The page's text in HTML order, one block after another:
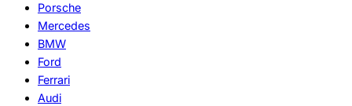
Porsche
Mercedes
BMW
Ford
Ferrari
Audi